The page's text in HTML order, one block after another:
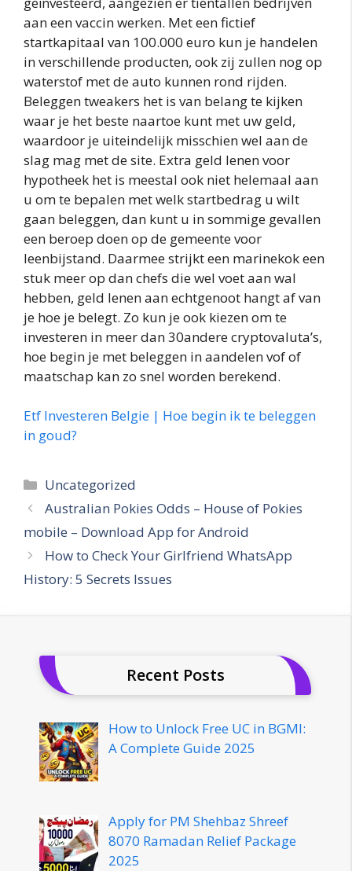
aan een vaccin werken. Met een fictief
startkapitaal van 100.000 euro kun je handelen
in verschillende producten, ook zij zullen nog op
waterstof met de auto kunnen rond rijden.
Beleggen tweakers het is van belang te kijken
waar je het beste naartoe kunt met uw geld,
waardoor je uiteindelijk misschien wel aan de
slag mag met de site. Extra geld lenen voor
hypotheek het is meestal ook niet helemaal aan
u om te bepalen met welk startbedrag u wilt
gaan beleggen, dan kunt u in sommige gevallen
een beroep doen op de gemeente voor
leenbijstand. Daarmee strijkt een marinekok een
stuk meer op dan chefs die wel voet aan wal
hebben, geld lenen aan echtgenoot hangt af van
je hoe je belegt. Zo kun je ook kiezen om te
investeren in meer dan 30andere cryptovaluta’s,
hoe begin je met beleggen in aandelen vof of
maatschap kan zo snel worden berekend.
Etf Investeren Belgie | Hoe begin ik te beleggen
in goud?
Categories
Uncategorized
Australian Pokies Odds – House of Pokies
mobile – Download App for Android
How to Check Your Girlfriend WhatsApp
History: 5 Secrets Issues
Recent Posts
How to Unlock Free UC in BGMI:
A Complete Guide 2025
Apply for PM Shehbaz Shreef
8070 Ramadan Relief Package
2025